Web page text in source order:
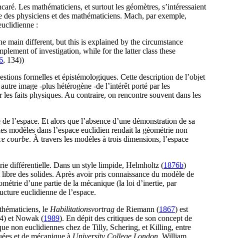
Les mathématiciens, et surtout les géomètres, s’intéressaient
physiciens et des mathématiciens. Mach, par exemple,
:
main different, but this is explained by the circumstance
of investigation, while for the latter class these
, 134))
formelles et épistémologiques. Cette description de l’objet
image -plus hétérogène -de l’intérêt porté par les
faits physiques. Au contraire, on rencontre souvent dans les
l’espace. Et alors que l’absence d’une démonstration de sa
modèles dans l’espace euclidien rendait la géométrie non
courbe. À travers les modèles à trois dimensions, l’espace
différentielle. Dans un style limpide, Helmholtz (1876b)
des solides. Après avoir pris connaissance du modèle de
d’une partie de la mécanique (la loi d’inertie, par
euclidienne de l’espace.
le Habilitationsvortrag de Riemann (1867) est
) et Nowak (1989). En dépit des critiques de son concept de
non euclidiennes chez de Tilly, Schering, et Killing, entre
et de mécanique à University College London , William